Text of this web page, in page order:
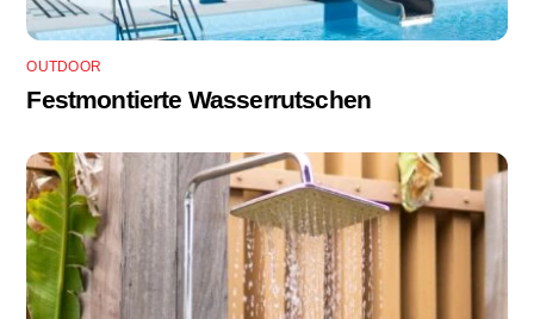
OUTDOOR
Festmontierte Wasserrutschen